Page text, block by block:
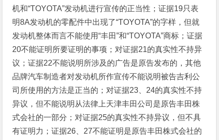
机和“TOYOTA”发动机进行宣传的正当性；证据19只表
明8A发动机的零配件中出现了“TOYOTA”的字样，但就
发动机整体而言不能使用“丰田”和“TOYOTA”商标；证据
20不能证明所要证明的事项；对证据21的真实性不持异
议；证据22不能说明所涉及的广告是原告发布的，其他
品牌汽车制造者对发动机所作宣传不能说明被告吉利公
司所使用的方法是正当的；对证据23、24的真实性不持
异议，但不能说明从法律上天津丰田公司是原告丰田株
式会社的一部分；对证据25的真实性不持异议，但不具
有证明力；证据26、27不能证明是原告丰田株式会社的